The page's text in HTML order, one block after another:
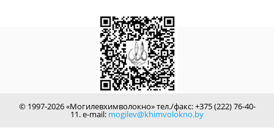
© 1997-2026 «Могилевхимволокно» тел./факс: +375 (222) 76-40-
11. e-mail: mogilev@khimvolokno.by